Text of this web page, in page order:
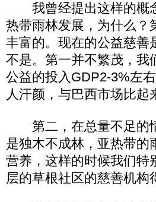
我曾经提出这样的概
热带雨林发展，为什么？
丰富的。现在的公益慈善
不是。第一并不繁茂，我
公益的投入GDP2-3%左
人汗颜，与巴西市场比
第二，在总量不足的
是独木不成林，亚热带的
营养，这样的时候我们特
层的草根社区的慈善机